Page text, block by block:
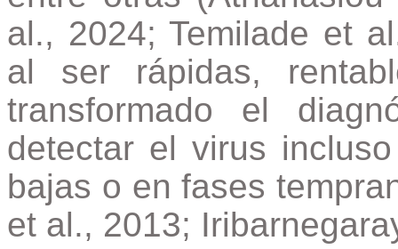
al., 2024; Temilade et
al ser rápidas,
transformado el
detectar el virus
bajas o en fases
et al., 2013;